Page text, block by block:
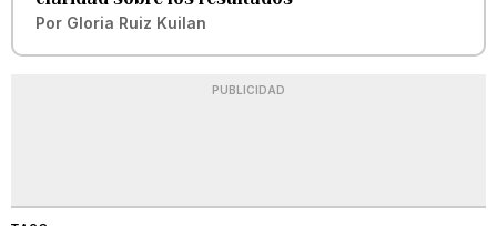
Por Gloria Ruiz Kuilan
PUBLICIDAD